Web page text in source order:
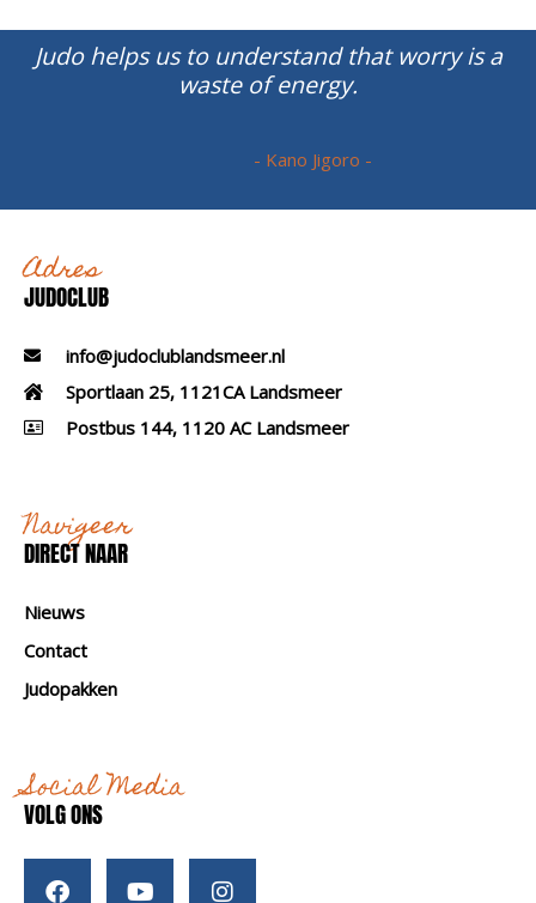
Judo helps us to understand that worry is a
waste of energy.
- Kano Jigoro -
Adres
JUDOCLUB
info@judoclublandsmeer.nl
Sportlaan 25, 1121CA Landsmeer
Postbus 144, 1120 AC Landsmeer
Navigeer
DIRECT NAAR
Nieuws
Contact
Judopakken
Social Media
VOLG ONS